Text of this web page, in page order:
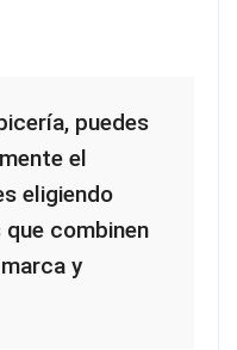
puedes
el
eligiendo
combinen
y